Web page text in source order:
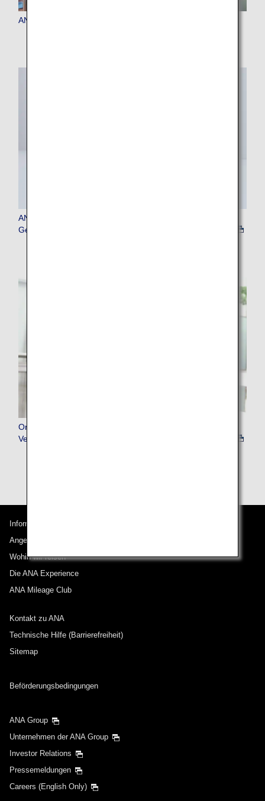
ANA-Gepäckabgabe (Gepäckautomat)
ANA Gepäckaufgabe-Gerät (Gerät zum Ausstellen von
Gepäckanhängern)
Online-Kundenservice im Falle einer Stornierung oder
Verspätung des Flugs
Informationen zu ANA
Angebote und Ankündigungen
Wohin wir reisen
Die ANA Experience
ANA Mileage Club
Kontakt zu ANA
Technische Hilfe (Barrierefreiheit)
Sitemap
Beförderungsbedingungen
ANA Group
Unternehmen der ANA Group
Investor Relations
Pressemeldungen
Careers (English Only)